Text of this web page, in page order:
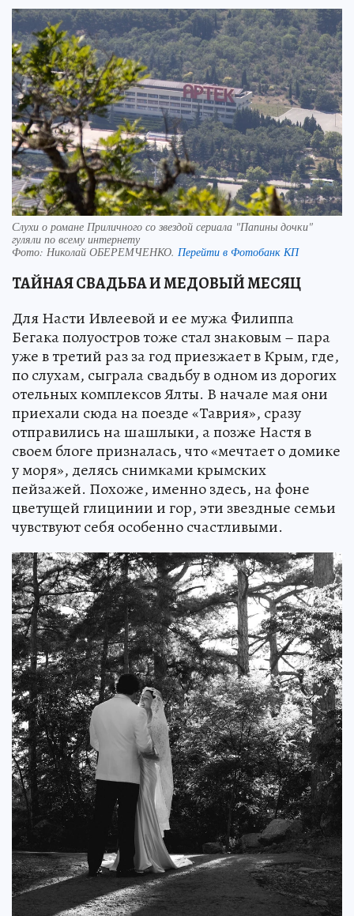
Слухи о романе Приличного со звездой сериала "Папины дочки"
гуляли по всему интернету
Фото: Николай ОБЕРЕМЧЕНКО. Перейти в Фотобанк КП
ТАЙНАЯ СВАДЬБА И МЕДОВЫЙ МЕСЯЦ
Для Насти Ивлеевой и ее мужа Филиппа
Бегака полуостров тоже стал знаковым – пара
уже в третий раз за год приезжает в Крым, где,
по слухам, сыграла свадьбу в одном из дорогих
отельных комплексов Ялты. В начале мая они
приехали сюда на поезде «Таврия», сразу
отправились на шашлыки, а позже Настя в
своем блоге призналась, что «мечтает о домике
у моря», делясь снимками крымских
пейзажей. Похоже, именно здесь, на фоне
цветущей глицинии и гор, эти звездные семьи
чувствуют себя особенно счастливыми.